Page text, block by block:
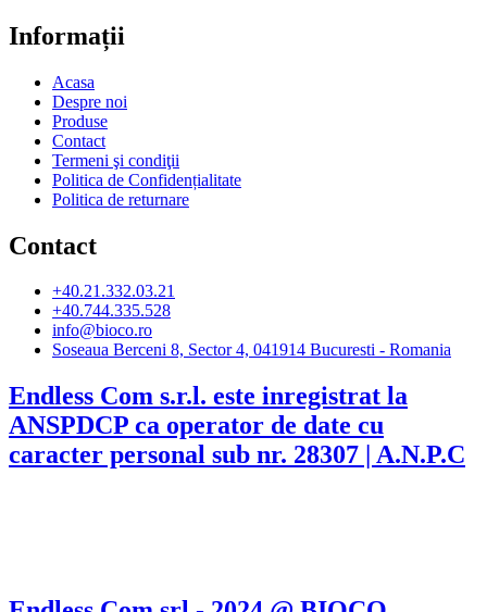
Informații
Acasa
Despre noi
Produse
Contact
Termeni şi condiţii
Politica de Confidențialitate
Politica de returnare
Contact
+40.21.332.03.21
+40.744.335.528
info@bioco.ro
Soseaua Berceni 8, Sector 4, 041914 Bucuresti - Romania
Endless Com s.r.l. este inregistrat la
ANSPDCP ca operator de date cu
caracter personal sub nr. 28307 | A.N.P.C